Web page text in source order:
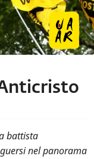
battista
nel panorama